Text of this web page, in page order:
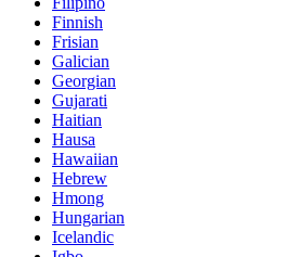
Finnish
Frisian
Galician
Georgian
Gujarati
Haitian
Hausa
Hawaiian
Hebrew
Hmong
Hungarian
Icelandic